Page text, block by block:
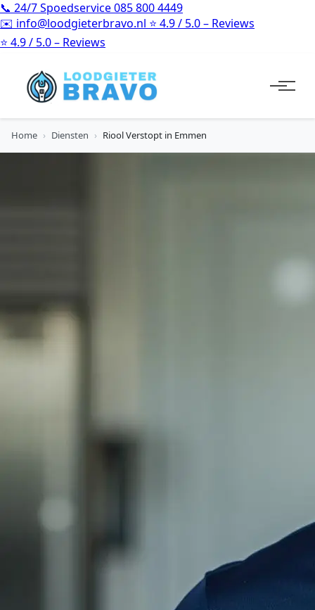
📞 24/7 Spoedservice085 800 4449
✉️ info@loodgieterbravo.nl ⭐ 4.9 / 5.0 – Reviews
⭐ 4.9 / 5.0 – Reviews
Home › Diensten › Riool Verstopt in Emmen